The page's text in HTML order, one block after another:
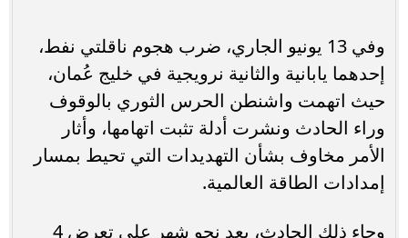
وفي 13 يونيو الجاري، ضرب هجوم ناقلتي نفط،
إحدهما يابانية والثانية نرويجية في خليج عُمان،
حيث اتهمت واشنطن الحرس الثوري بالوقوف
وراء الحادث ونشرت أدلة تثبت اتهامها، وأثار
الأمر مخاوف بشأن التهديدات التي تحيط بمسار
إمدادات الطاقة العالمية.
وجاء ذلك الحادث، بعد نحو شهر على تعرض 4